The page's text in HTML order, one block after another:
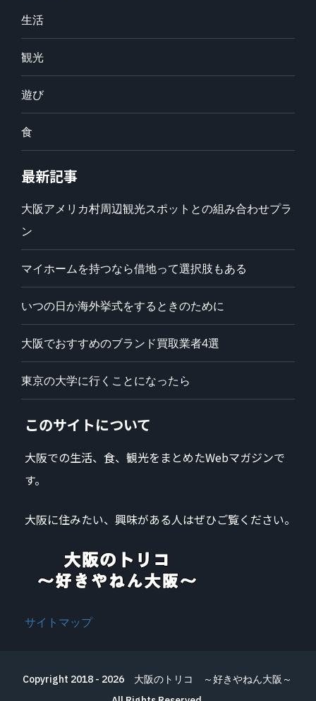
生活
観光
遊び
食
最新記事
大阪アメリカ村周辺観光スポットとの組み合わせプラ
ン
マイホームを持つなら借地って選択肢もある
いつの日か海外挙式をするときのために
大阪でおすすめのブランド買取業者4選
東京の大学に行くことになったら
このサイトについて
大阪での生活、食、観光をまとめたWebマガジンで
す。
大阪に住みたい、興味がある人はぜひご覧ください。
サイトマップ
Copyright 2018 - 2026 大阪のトリコ ～好きやねん大阪～